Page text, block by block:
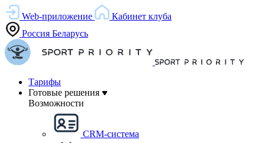
Web-приложение
Кабинет клуба
Россия Беларусь
Тарифы
Готовые решения
Возможности
CRM-система